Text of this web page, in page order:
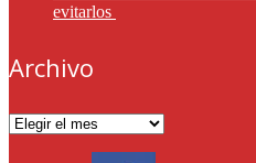
evitarlos
Archivo
Archivo